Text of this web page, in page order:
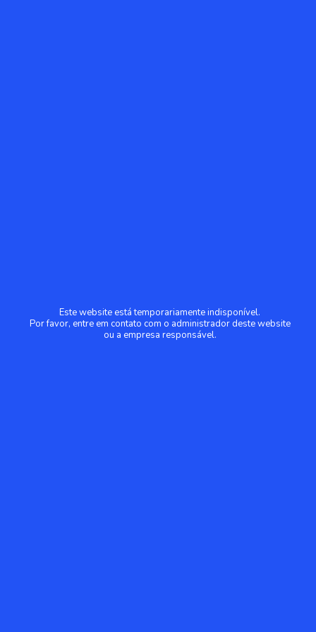
Este website está temporariamente indisponível.
Por favor, entre em contato com o administrador deste website
ou a empresa responsável.